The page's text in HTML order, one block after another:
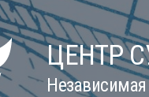
ЦЕНТР
Независимая